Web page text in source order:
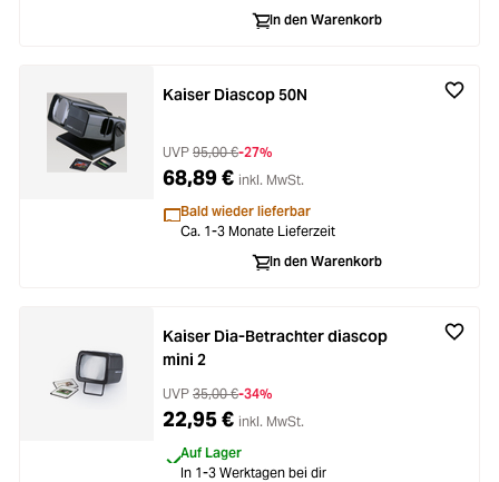
Licht & Studio
Bildbearbeitung
Ferngläser
SALE
In den Warenkorb
Kaiser Diascop 50N
UVP 95,00 €-27%
68,89 € inkl. MwSt.
Bald wieder lieferbar
Ca. 1-3 Monate Lieferzeit
In den Warenkorb
Kaiser Dia-Betrachter diascop
mini 2
UVP 35,00 €-34%
22,95 € inkl. MwSt.
Auf Lager
In 1-3 Werktagen bei dir